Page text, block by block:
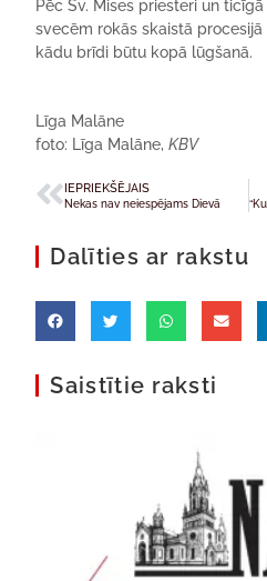
Pēc Sv. Mises priesteri un
svecēm rokās skaistā
kādu brīdi būtu kopā lūgšanā.
Līga Malāne
foto: Līga Malāne,KBV
IEPRIEKŠĒJAIS
Nekas nav neiespējams Dievā
Dalīties ar rakstu
Saistītie raksti